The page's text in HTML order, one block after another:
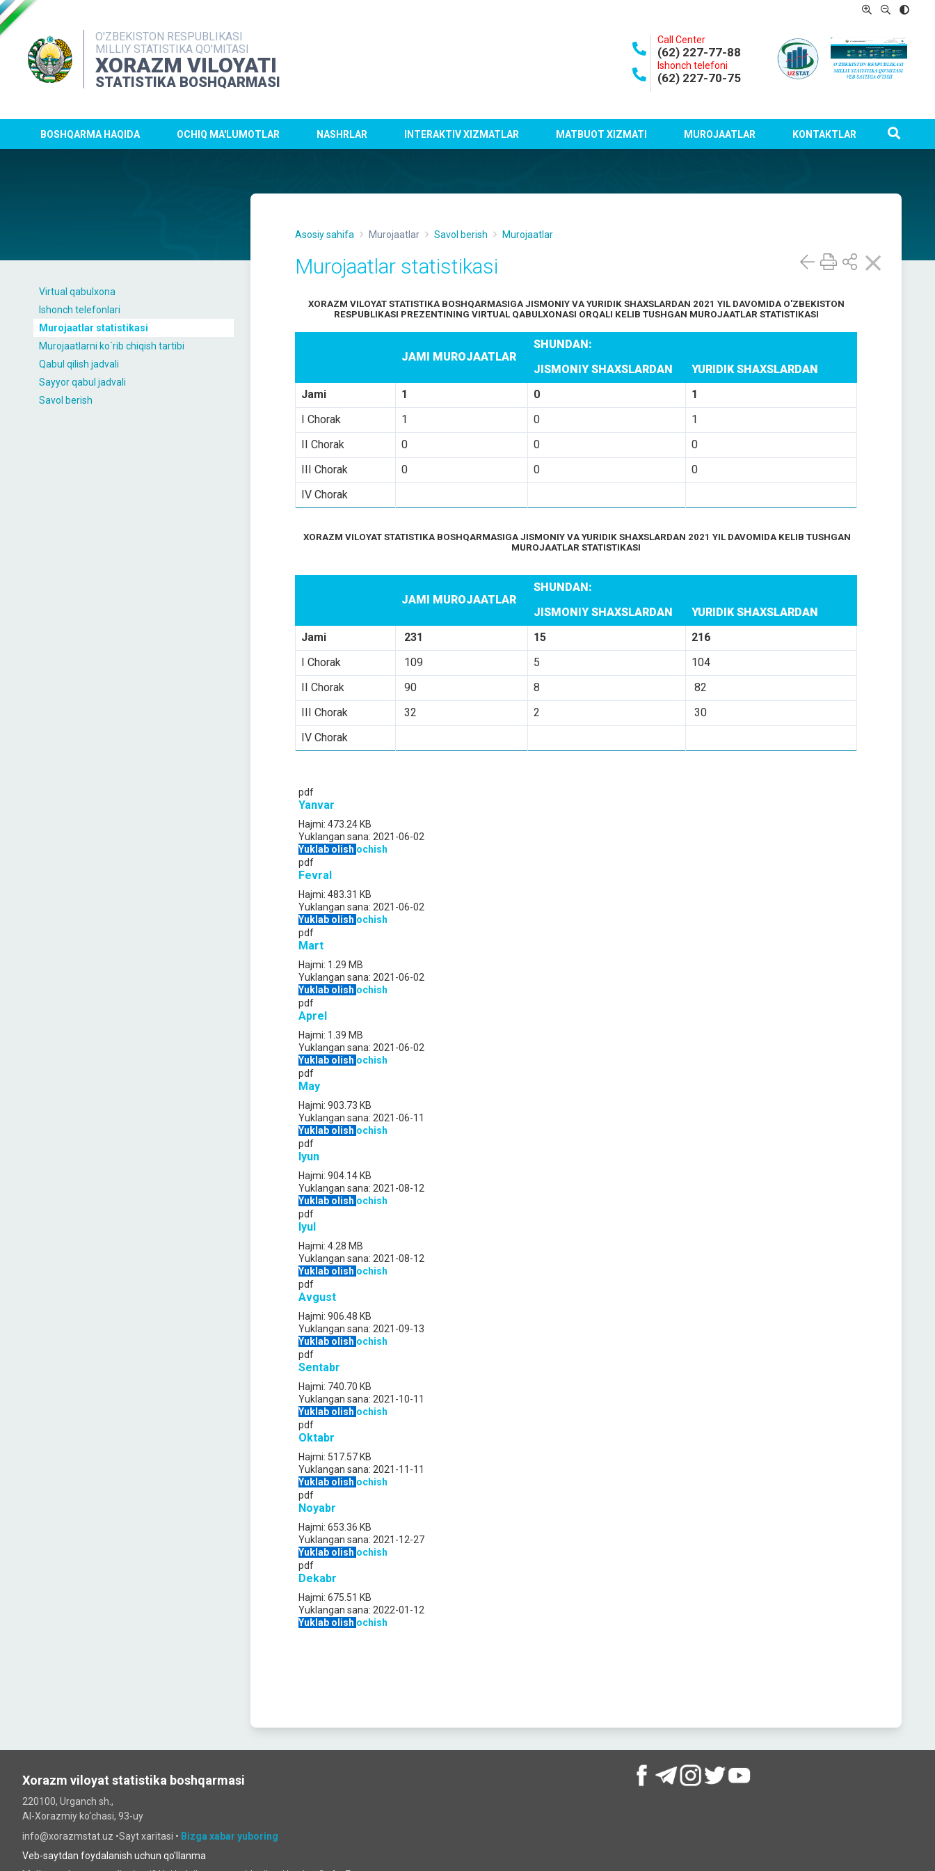
O'ZBEKISTON RESPUBLIKASI
MILLIY STATISTIKA QO'MITASI
XORAZM VILOYATI
STATISTIKA BOSHQARMASI
Call Center
(62) 227-77-88
Ishonch telefoni
(62) 227-70-75
BOSHQARMA HAQIDA OCHIQ MA'LUMOTLAR NASHRLAR INTERAKTIV XIZMATLAR MATBUOT XIZMATI MUROJAATLAR KONTAKTLAR
Virtual qabulxona
Ishonch telefonlari
Murojaatlar statistikasi
Murojaatlarni ko`rib chiqish tartibi
Qabul qilish jadvali
Sayyor qabul jadvali
Savol berish
Asosiy sahifa Murojaatlar Savol berish Murojaatlar
Murojaatlar statistikasi
XORAZM VILOYAT STATISTIKA BOSHQARMASIGA JISMONIY VA YURIDIK SHAXSLARDAN 2021 YIL DAVOMIDA O'ZBEKISTON
RESPUBLIKASI PREZENTINING VIRTUAL QABULXONASI ORQALI KELIB TUSHGAN MUROJAATLAR STATISTIKASI
JAMI MUROJAATLAR
SHUNDAN:
JISMONIY SHAXSLARDAN
YURIDIK SHAXSLARDAN
Jami
1 0
1
I Chorak
1 0
1
II Chorak
0 0
0
III Chorak
0 0
0
IV Chorak
XORAZM VILOYAT STATISTIKA BOSHQARMASIGA JISMONIY VA YURIDIK SHAXSLARDAN 2021 YIL DAVOMIDA KELIB TUSHGAN
MUROJAATLAR STATISTIKASI
JAMI MUROJAATLAR
SHUNDAN:
JISMONIY SHAXSLARDAN
YURIDIK SHAXSLARDAN
Jami
231 15
216
I Chorak
109 5
104
II Chorak
90 8
82
III Chorak
32 2
30
IV Chorak
pdf
Yanvar
Hajmi: 473.24 KB
Yuklangan sana: 2021-06-02
Yuklab olish ochish
pdf
Fevral
Hajmi: 483.31 KB
Yuklangan sana: 2021-06-02
Yuklab olish ochish
pdf
Mart
Hajmi: 1.29 MB
Yuklangan sana: 2021-06-02
Yuklab olish ochish
pdf
Aprel
Hajmi: 1.39 MB
Yuklangan sana: 2021-06-02
Yuklab olish ochish
pdf
May
Hajmi: 903.73 KB
Yuklangan sana: 2021-06-11
Yuklab olish ochish
pdf
Iyun
Hajmi: 904.14 KB
Yuklangan sana: 2021-08-12
Yuklab olish ochish
pdf
Iyul
Hajmi: 4.28 MB
Yuklangan sana: 2021-08-12
Yuklab olish ochish
pdf
Avgust
Hajmi: 906.48 KB
Yuklangan sana: 2021-09-13
Yuklab olish ochish
pdf
Sentabr
Hajmi: 740.70 KB
Yuklangan sana: 2021-10-11
Yuklab olish ochish
pdf
Oktabr
Hajmi: 517.57 KB
Yuklangan sana: 2021-11-11
Yuklab olish ochish
pdf
Noyabr
Hajmi: 653.36 KB
Yuklangan sana: 2021-12-27
Yuklab olish ochish
pdf
Dekabr
Hajmi: 675.51 KB
Yuklangan sana: 2022-01-12
Yuklab olish ochish
Xorazm viloyat statistika boshqarmasi
220100, Urganch sh.,
Al-Xorazmiy ko‘chаsi, 93-uy
info@xorazmstat.uz •Sayt xaritasi • Bizga xabar yuboring
Veb-saytdan foydalanish uchun qo'llanma